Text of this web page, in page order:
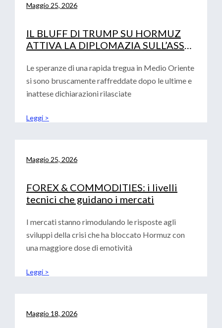
Maggio 25, 2026
IL BLUFF DI TRUMP SU HORMUZ
ATTIVA LA DIPLOMAZIA SULL’ASSE
Le speranze di una rapida tregua in Medio Oriente
si sono bruscamente raffreddate dopo le ultime e
inattese dichiarazioni rilasciate
Leggi >
Maggio 25, 2026
FOREX & COMMODITIES: i livelli
tecnici che guidano i mercati
I mercati stanno rimodulando le risposte agli
sviluppi della crisi che ha bloccato Hormuz con
una maggiore dose di emotività
Leggi >
Maggio 18, 2026